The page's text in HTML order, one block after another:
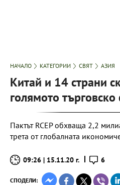
НАЧАЛО КАТЕГОРИИ СВЯТ АЗИЯ
Китай и 14 страни
голямото
Пактът RCEP обхваща 2,2
трета от глобалната
09:26 | 15.11.20 г. 6
СПОДЕЛИ: